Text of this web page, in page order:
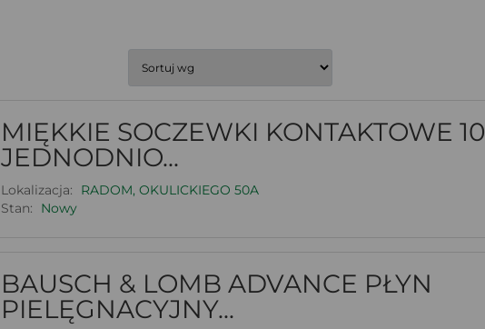
MIĘKKIE SOCZEWKI KONTAKTOWE 10
JEDNODNIO...
Lokalizacja:
RADOM, OKULICKIEGO 50A
Stan:
Nowy
BAUSCH & LOMB ADVANCE PŁYN
PIELĘGNACYJNY...